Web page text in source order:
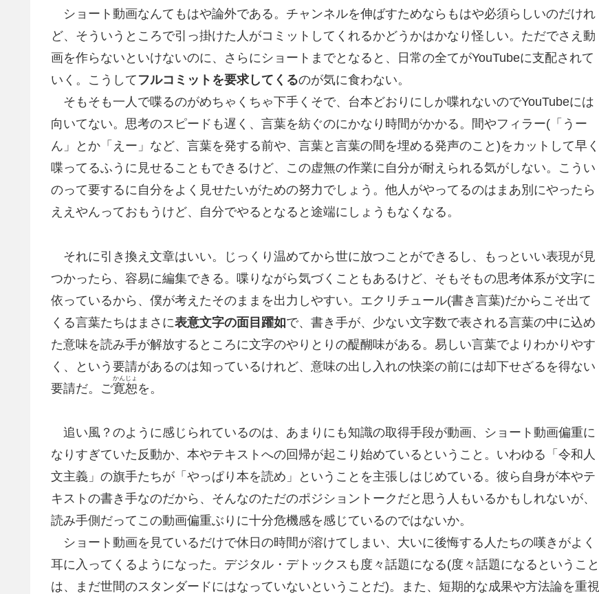
ショート動画なんてもはや論外である。チャンネルを伸ばすためならもはや必須らしいのだけれ
ど、そういうところで引っ掛けた人がコミットしてくれるかどうかはかなり怪しい。ただでさえ動
画を作らないといけないのに、さらにショートまでとなると、日常の全てがYouTubeに支配されて
いく。こうして フルコミットを要求してくるのが気に食わない。
そもそも一人で喋るのがめちゃくちゃ下手くそで、台本どおりにしか喋れないのでYouTubeには
向いてない。思考のスピードも遅く、言葉を紡ぐのにかなり時間がかかる。間やフィラー(「うー
ん」とか「えー」など、言葉を発する前や、言葉と言葉の間を埋める発声のこと)をカットして早く
喋ってるふうに見せることもできるけど、この虚無の作業に自分が耐えられる気がしない。こうい
のって要するに自分をよく見せたいがための努力でしょう。他人がやってるのはまあ別にやったら
ええやんっておもうけど、自分でやるとなると途端にしょうもなくなる。
それに引き換え文章はいい。じっくり温めてから世に放つことができるし、もっといい表現が見
つかったら、容易に編集できる。喋りながら気づくこともあるけど、そもそもの思考体系が文字に
依っているから、僕が考えたそのままを出力しやすい。エクリチュール(書き言葉)だからこそ出て
くる言葉たちはまさに表意文字の面目躍如で、書き手が、少ない文字数で表される言葉の中に込め
た意味を読み手が解放するところに文字のやりとりの醍醐味がある。易しい言葉でよりわかりやす
く、という要請があるのは知っているけれど、意味の出し入れの快楽の前には却下せざるを得ない
要請だ。ご寛恕
かんじょ
を。
追い風？のように感じられているのは、あまりにも知識の取得手段が動画、ショート動画偏重に
なりすぎていた反動か、本やテキストへの回帰が起こり始めているということ。いわゆる「令和人
文主義」の旗手たちが「やっぱり本を読め」ということを主張しはじめている。彼ら自身が本やテ
キストの書き手なのだから、そんなのただのポジショントークだと思う人もいるかもしれないが、
読み手側だってこの動画偏重ぶりに十分危機感を感じているのではないか。
ショート動画を見ているだけで休日の時間が溶けてしまい、大いに後悔する人たちの嘆きがよく
耳に入ってくるようになった。デジタル・デトックスも度々話題になる(度々話題になるということ
は、まだ世間のスタンダードにはなっていないということだ)。また、短期的な成果や方法論を重視